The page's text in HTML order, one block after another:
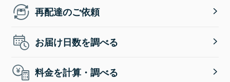
再配達のご依頼
お届け日数を調べる
料金を計算・調べる